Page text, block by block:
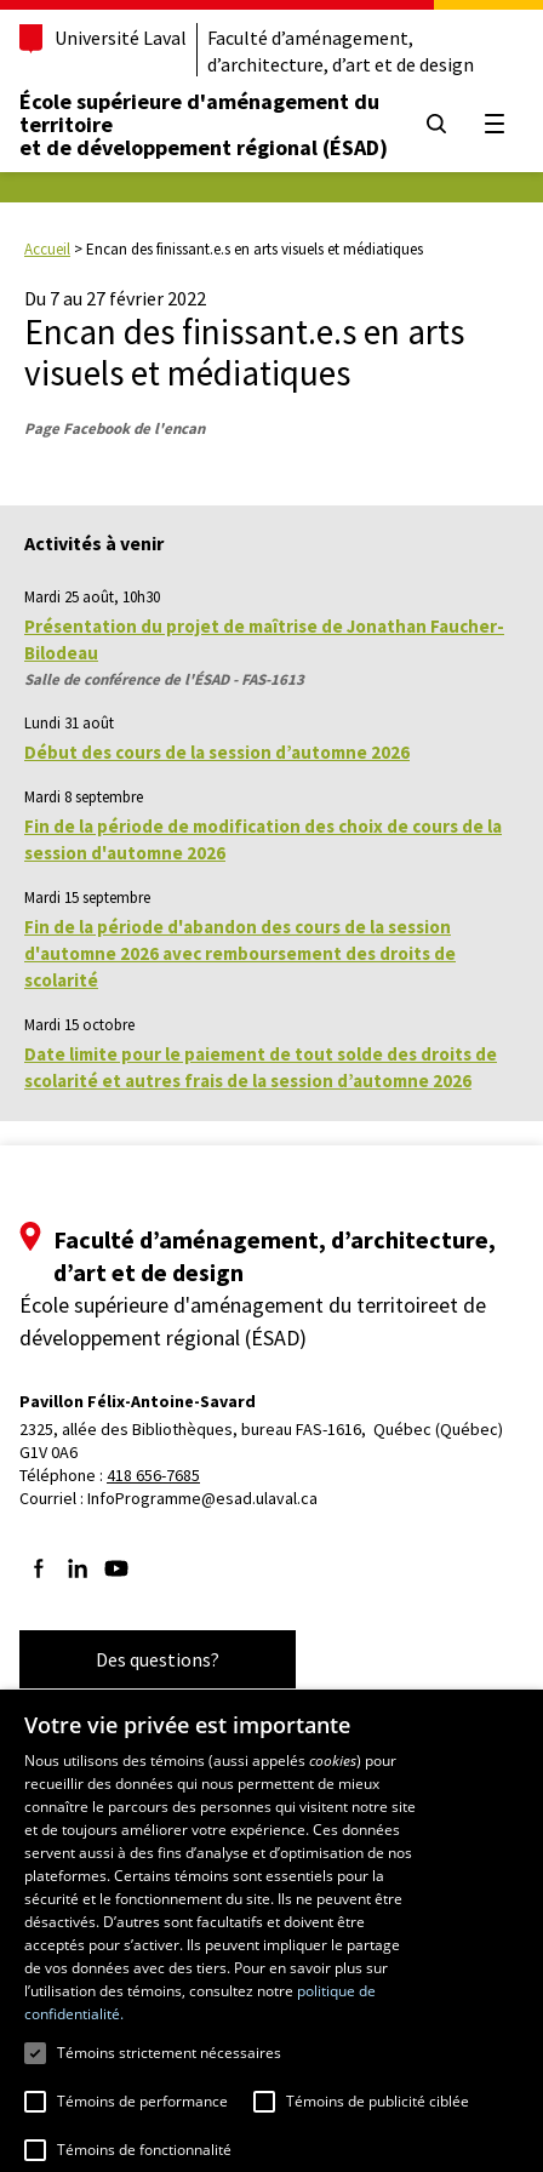
Université Laval
Faculté d’aménagement,
d’architecture, d’art et de design
École supérieure d'aménagement du
territoire
et de développement régional (ÉSAD)
Accueil >Encan des finissant.e.s en arts visuels et médiatiques
Du 7 au 27 février 2022
Encan des finissant.e.s en arts
visuels et médiatiques
Page Facebook de l'encan
Activités à venir
Mardi 25 août, 10h30
Présentation du projet de maîtrise de Jonathan Faucher-
Bilodeau
Salle de conférence de l'ÉSAD - FAS-1613
Lundi 31 août
Début des cours de la session d’automne 2026
Mardi 8 septembre
Fin de la période de modification des choix de cours de la
session d'automne 2026
Mardi 15 septembre
Fin de la période d'abandon des cours de la session
d'automne 2026 avec remboursement des droits de
scolarité
Mardi 15 octobre
Date limite pour le paiement de tout solde des droits de
scolarité et autres frais de la session d’automne 2026
Faculté d’aménagement, d’architecture,
d’art et de design
École supérieure d'aménagement du territoireet de
développement régional (ÉSAD)
Pavillon Félix-Antoine-Savard
2325, allée des Bibliothèques, bureau FAS-1616, Québec (Québec)
G1V 0A6
Téléphone : 418 656-7685
Courriel : InfoProgramme@esad.ulaval.ca
Suivez-nous sur Facebook
Suivez-nous sur LinkedIn
Suivez-nous sur YouTube
Des questions?
Les écoles et la recherche
École supérieure d’aménagement du territoire et de développement
régional
École d’architecture
École d’art
École de design
Centre de recherche en aménagement et développement
Votre vie privée est importante
Nous utilisons des témoins (aussi appeléscookies) pour
recueillir des données qui nous permettent de mieux
connaître le parcours des personnes qui visitent notre site
et de toujours améliorer votre expérience. Ces données
servent aussi à des fins d’analyse et d’optimisation de nos
plateformes. Certains témoins sont essentiels pour la
sécurité et le fonctionnement du site. Ils ne peuvent être
désactivés. D’autres sont facultatifs et doivent être
acceptés pour s’activer. Ils peuvent impliquer le partage
de vos données avec des tiers. Pour en savoir plus sur
l’utilisation des témoins, consultez notre politique de
confidentialité.
Témoins strictement nécessaires
Témoins de performance Témoins de publicité ciblée
Témoins de fonctionnalité